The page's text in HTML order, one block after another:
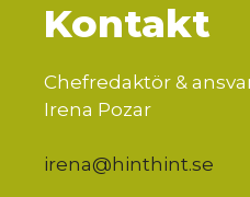
Kontakt
Chefredaktör &
Irena Pozar
irena@hinthint.se